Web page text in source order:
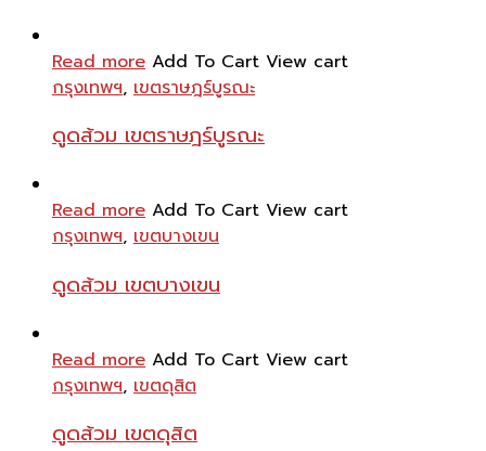
Read more Add To Cart View cart
กรุงเทพฯ, เขตราษฎร์บูรณะ
ดูดส้วม เขตราษฎร์บูรณะ
Read more Add To Cart View cart
กรุงเทพฯ, เขตบางเขน
ดูดส้วม เขตบางเขน
Read more Add To Cart View cart
กรุงเทพฯ, เขตดุสิต
ดูดส้วม เขตดุสิต